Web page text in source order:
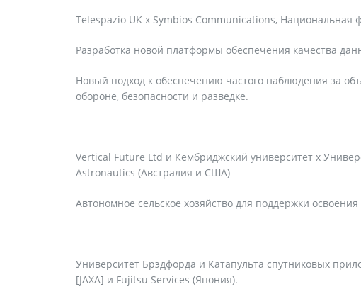
Telespazio UK x Symbios Communications, Национальная
Разработка новой платформы обеспечения качества
Новый подход к обеспечению частого наблюдения за
обороне, безопасности и разведке.
Vertical Future Ltd и Кембриджский университет x
Astronautics (Австралия и США)
Автономное сельское хозяйство для поддержки освоения
Университет Брэдфорда и Катапульта спутниковых
[JAXA] и Fujitsu Services (Япония).